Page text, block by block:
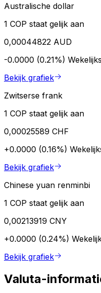
Australische dollar
1 COP staat gelijk aan
0,00044822 AUD
-0.0000 (0.21%) Wekelijks
Bekijk grafiek
Zwitserse frank
1 COP staat gelijk aan
0,00025589 CHF
+0.0000 (0.16%)
Bekijk grafiek
Chinese yuan renminbi
1 COP staat gelijk aan
0,00213919 CNY
+0.0000 (0.24%)
Bekijk grafiek
Valuta-